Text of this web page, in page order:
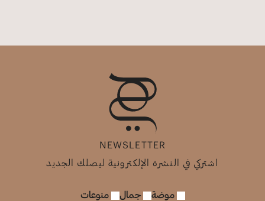
NEWSLETTER
اشتركي في النشرة الإلكترونية ليصلك الجديد
موضة جمال منوعات